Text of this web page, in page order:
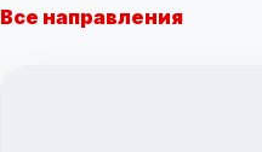
Все направления